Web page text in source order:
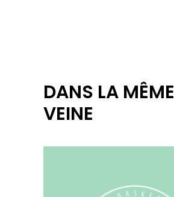
DANS LA MÊME
VEINE